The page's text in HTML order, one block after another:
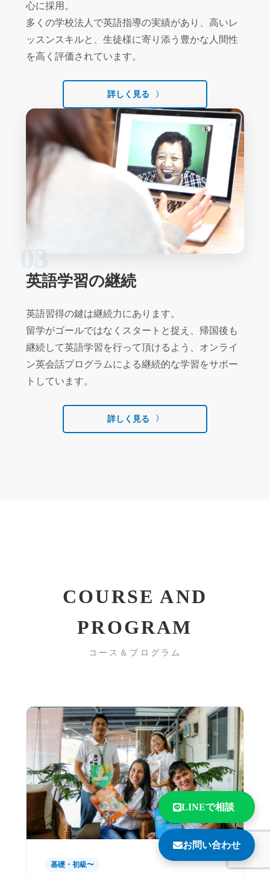
心に採用。
多くの学校法人で英語指導の実績があり、高いレ
ッスンスキルと、生徒様に寄り添う豊かな人間性
を高く評価されています。
詳しく見る
03
英語学習の継続
英語習得の鍵は継続力にあります。
留学がゴールではなくスタートと捉え、帰国後も
継続して英語学習を行って頂けるよう、オンライ
ン英会話プログラムによる継続的な学習をサポー
トしています。
詳しく見る
COURSE AND
PROGRAM
コース＆プログラム
基礎・初級〜
LINEで相談
お問い合わせ